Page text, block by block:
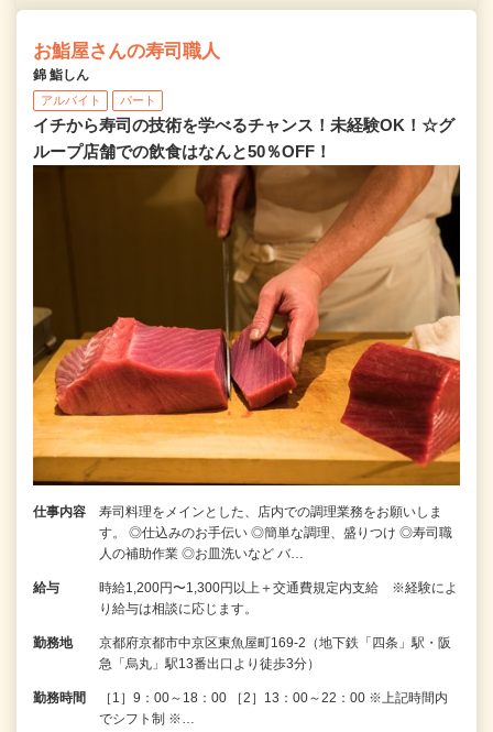
お鮨屋さんの寿司職人
錦 鮨しん
アルバイト パート
イチから寿司の技術を学べるチャンス！未経験OK！☆グ
ループ店舗での飲食はなんと50％OFF！
仕事内容
寿司料理をメインとした、店内での調理業務をお願いしま
す。 ◎仕込みのお手伝い ◎簡単な調理、盛りつけ ◎寿司職
人の補助作業 ◎お皿洗いなど バ…
給与
時給1,200円〜1,300円以上＋交通費規定内支給 ※経験によ
り給与は相談に応じます。
勤務地
京都府京都市中京区東魚屋町169-2（地下鉄「四条」駅・阪
急「烏丸」駅13番出口より徒歩3分）
勤務時間
［1］9：00～18：00 ［2］13：00～22：00 ※上記時間内
でシフト制 ※…